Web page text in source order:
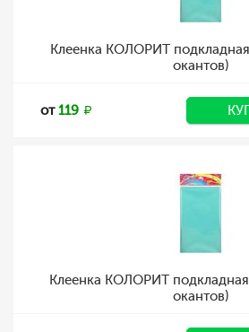
Клеенка КОЛОРИТ
окантов)
от119
Клеенка КОЛОРИТ
окантов)